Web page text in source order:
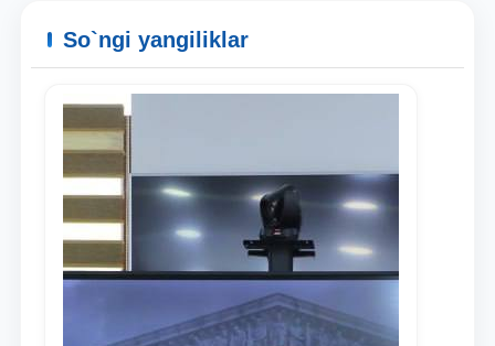
Pochta
yuborish
So`ngi yangiliklar